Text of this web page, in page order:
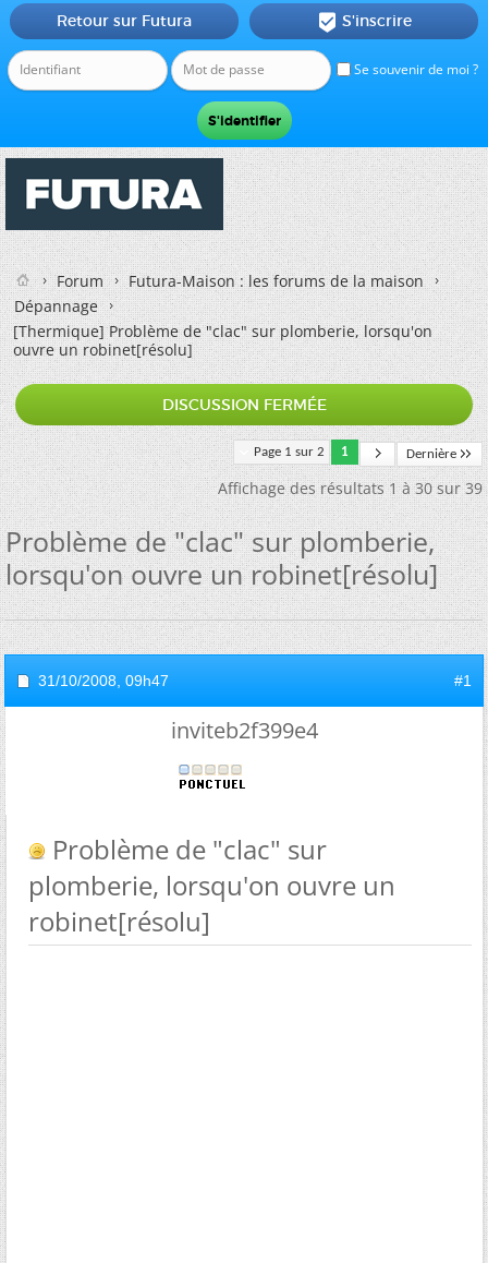
Se souvenir de moi ?
Retour sur Futura  S'inscrire
Forum
Futura-Maison : les forums de la maison
Dépannage
[Thermique]Problème de "clac" sur plomberie, lorsqu'on
ouvre un robinet[résolu]
DISCUSSION FERMÉE
Page 1 sur 2 1 Dernière
Affichage des résultats 1 à 30 sur 39
Problème de "clac" sur plomberie,
lorsqu'on ouvre un robinet[résolu]
31/10/2008, 09h47 #1
inviteb2f399e4
Problème de "clac" sur
plomberie, lorsqu'on ouvre un
robinet[résolu]